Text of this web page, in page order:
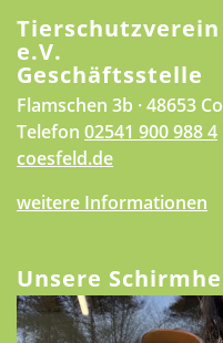
e.V.
Geschäftsstelle
Flamschen 3b · 48653
Telefon 02541 900 988 4
coesfeld.de
weitere Informationen
Unsere